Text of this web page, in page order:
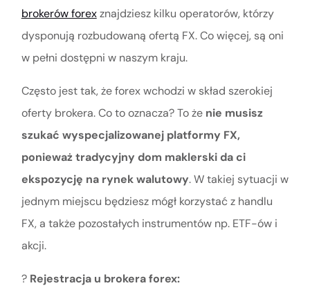
brokerów forexznajdziesz kilku operatorów, którzy
dysponują rozbudowaną ofertą FX. Co więcej, są oni
w pełni dostępni w naszym kraju.
Często jest tak, że forex wchodzi w skład szerokiej
oferty brokera. Co to oznacza? To żenie musisz
szukać wyspecjalizowanej platformy FX,
ponieważ tradycyjny dom maklerski da ci
ekspozycję na rynek walutowy. W takiej sytuacji w
jednym miejscu będziesz mógł korzystać z handlu
FX, a także pozostałych instrumentów np. ETF-ów i
akcji.
? Rejestracja u brokera forex: